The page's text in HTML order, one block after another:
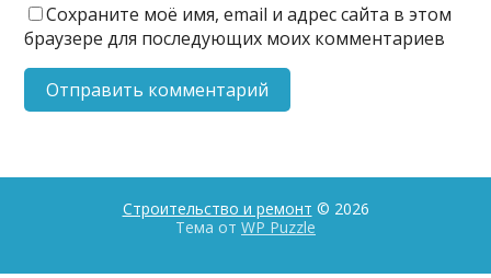
Сохраните моё имя, email и адрес сайта в этом
браузере для последующих моих комментариев
Строительство и ремонт © 2026
Тема от WP Puzzle